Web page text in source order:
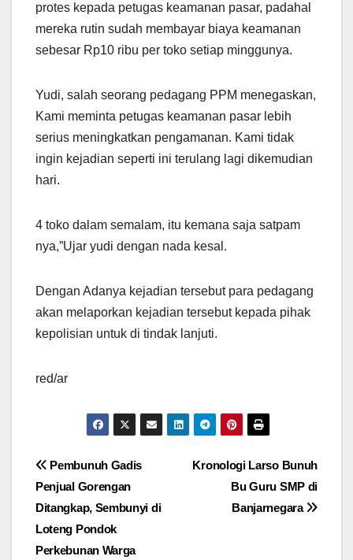
protes kepada petugas keamanan pasar, padahal
mereka rutin sudah membayar biaya keamanan
sebesar Rp10 ribu per toko setiap minggunya.
Yudi, salah seorang pedagang PPM menegaskan,
Kami meminta petugas keamanan pasar lebih
serius meningkatkan pengamanan. Kami tidak
ingin kejadian seperti ini terulang lagi dikemudian
hari.
4 toko dalam semalam, itu kemana saja satpam
nya,”Ujar yudi dengan nada kesal.
Dengan Adanya kejadian tersebut para pedagang
akan melaporkan kejadian tersebut kepada pihak
kepolisian untuk di tindak lanjuti.
red/ar
Navigasi
pos
Kronologi Larso Bunuh
Bu Guru SMP di
Banjarnegara
Pembunuh Gadis
Penjual Gorengan
Ditangkap, Sembunyi di
Loteng Pondok
Perkebunan Warga